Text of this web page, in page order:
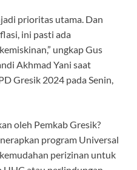
prioritas utama. Dan
ini pasti ada
ungkap Gus
Akhmad Yani saat
Gresik 2024 pada Senin,
oleh Pemkab Gresik?
program Universal
perizinan untuk